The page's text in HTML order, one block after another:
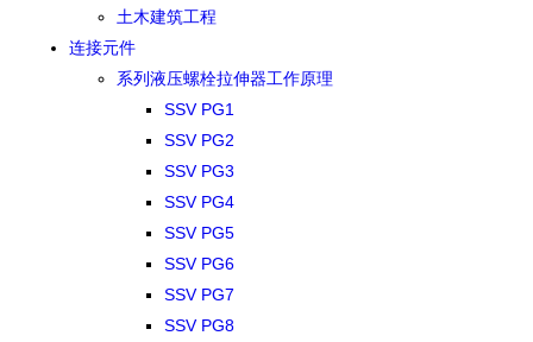
土木建筑工程
连接元件
系列液压螺栓拉伸器工作原理
SSV PG1
SSV PG2
SSV PG3
SSV PG4
SSV PG5
SSV PG6
SSV PG7
SSV PG8